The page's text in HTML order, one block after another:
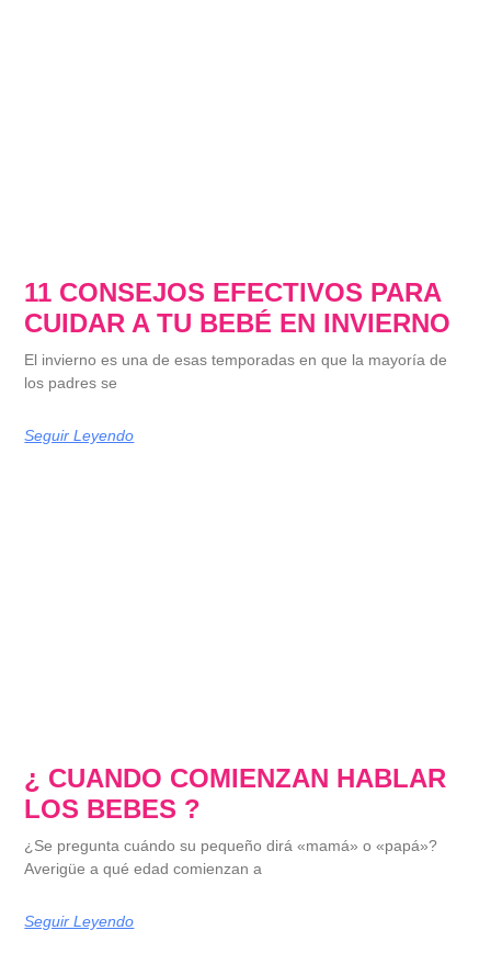
11 CONSEJOS EFECTIVOS PARA
CUIDAR A TU BEBÉ EN INVIERNO
El invierno es una de esas temporadas en que la mayoría de
los padres se
Seguir Leyendo
¿ CUANDO COMIENZAN HABLAR
LOS BEBES ?
¿Se pregunta cuándo su pequeño dirá «mamá» o «papá»?
Averigüe a qué edad comienzan a
Seguir Leyendo